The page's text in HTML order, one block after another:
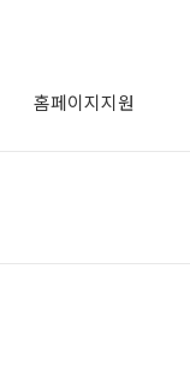
홈페이지지원